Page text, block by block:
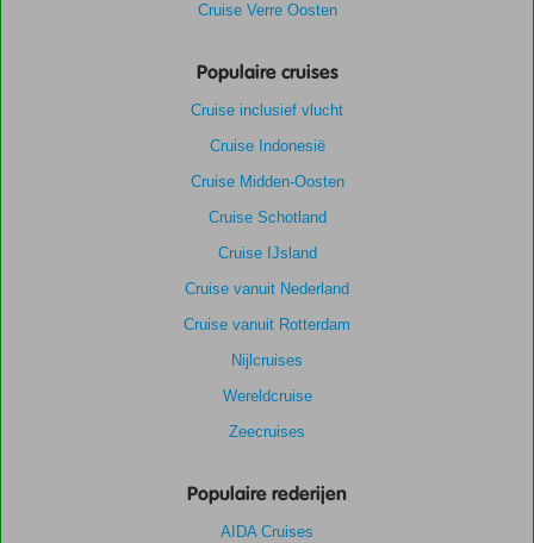
Cruise Verre Oosten
Populaire cruises
Cruise inclusief vlucht
Cruise Indonesië
Cruise Midden-Oosten
Cruise Schotland
Cruise IJsland
Cruise vanuit Nederland
Cruise vanuit Rotterdam
Nijlcruises
Wereldcruise
Zeecruises
Populaire rederijen
AIDA Cruises